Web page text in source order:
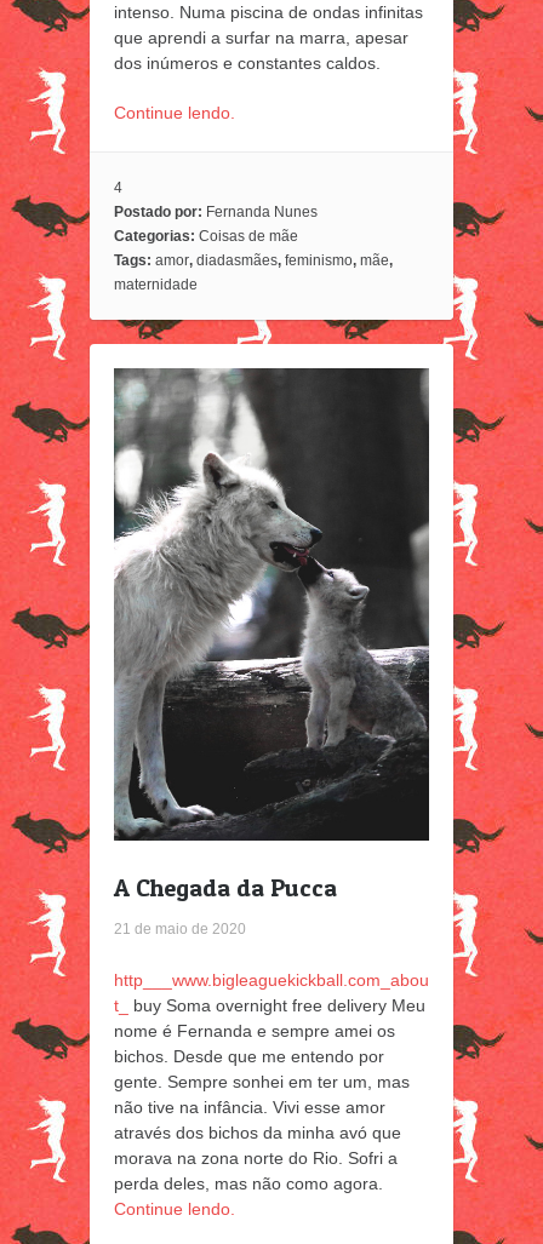
intenso. Numa piscina de ondas infinitas
que aprendi a surfar na marra, apesar
dos inúmeros e constantes caldos.
Continue lendo.
4
Postado por: Fernanda Nunes
Categorias: Coisas de mãe
Tags: amor, diadasmães, feminismo, mãe,
maternidade
A Chegada da Pucca
21 de maio de 2020
http___www.bigleaguekickball.com_abou
t_
buy Soma overnight free delivery Meu
nome é Fernanda e sempre amei os
bichos. Desde que me entendo por
gente. Sempre sonhei em ter um, mas
não tive na infância. Vivi esse amor
através dos bichos da minha avó que
morava na zona norte do Rio. Sofri a
perda deles, mas não como agora.
Continue lendo.